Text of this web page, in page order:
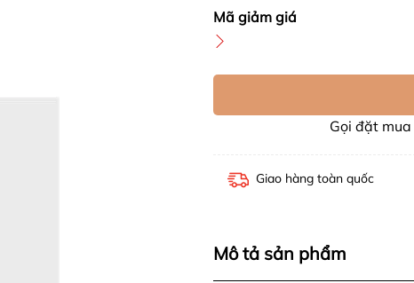
Mã giảm giá
Gọi đặt mua
Giao hàng toàn quốc
Mô tả sản phẩm